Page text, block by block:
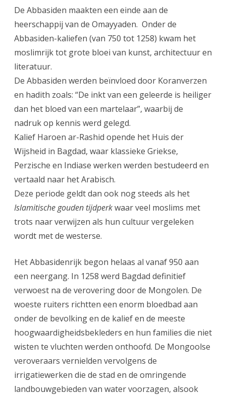
De Abbasiden maakten een einde aan de
heerschappij van de Omayyaden. Onder de
Abbasiden-kaliefen (van 750 tot 1258) kwam het
moslimrijk tot grote bloei van kunst, architectuur en
literatuur.
De Abbasiden werden beïnvloed door Koranverzen
en hadith zoals: “De inkt van een geleerde is heiliger
dan het bloed van een martelaar”, waarbij de
nadruk op kennis werd gelegd.
Kalief Haroen ar-Rashid opende het Huis der
Wijsheid in Bagdad, waar klassieke Griekse,
Perzische en Indiase werken werden bestudeerd en
vertaald naar het Arabisch.
Deze periode geldt dan ook nog steeds als het
Islamitische gouden tijdperkwaar veel moslims met
trots naar verwijzen als hun cultuur vergeleken
wordt met de westerse.
Het Abbasidenrijk begon helaas al vanaf 950 aan
een neergang. In 1258 werd Bagdad definitief
verwoest na de verovering door de Mongolen. De
woeste ruiters richtten een enorm bloedbad aan
onder de bevolking en de kalief en de meeste
hoogwaardigheidsbekleders en hun families die niet
wisten te vluchten werden onthoofd. De Mongoolse
veroveraars vernielden vervolgens de
irrigatiewerken die de stad en de omringende
landbouwgebieden van water voorzagen, alsook